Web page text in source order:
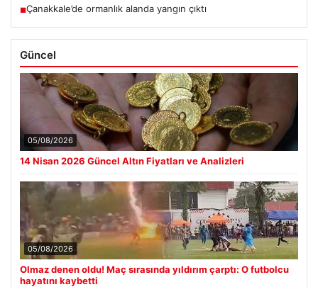
■Çanakkale’de ormanlık alanda yangın çıktı
Güncel
05/08/2026
14 Nisan 2026 Güncel Altın Fiyatları ve Analizleri
05/08/2026
Olmaz denen oldu! Maç sırasında yıldırım çarptı: O futbolcu
hayatını kaybetti